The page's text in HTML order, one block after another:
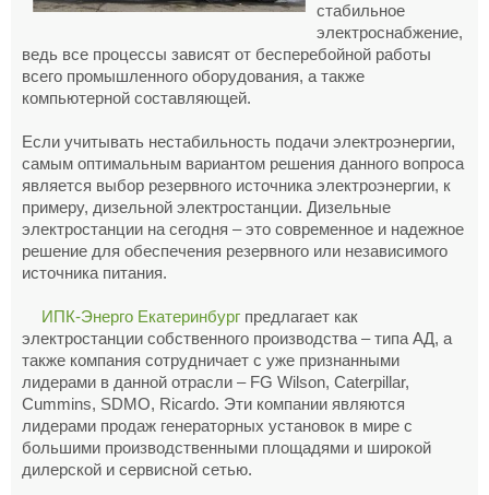
стабильное
электроснабжение,
ведь все процессы зависят от бесперебойной работы
всего промышленного оборудования, а также
компьютерной составляющей.
Если учитывать нестабильность подачи электроэнергии,
самым оптимальным вариантом решения данного вопроса
является выбор резервного источника электроэнергии, к
примеру, дизельной электростанции. Дизельные
электростанции на сегодня – это современное и надежное
решение для обеспечения резервного или независимого
источника питания.
ИПК-Энерго Екатеринбург предлагает как
электростанции собственного производства – типа АД, а
также компания сотрудничает с уже признанными
лидерами в данной отрасли – FG Wilson, Caterpillar,
Cummins, SDMO, Ricardo. Эти компании являются
лидерами продаж генераторных установок в мире с
большими производственными площадями и широкой
дилерской и сервисной сетью.